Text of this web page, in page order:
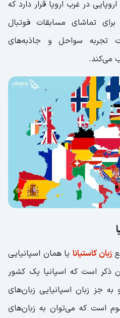
در غرب اروپا قرار دارد که
برای تماشای مسابقات فوتبال
تجربه سواحل و جاذبه‌های
می‌کند.
زبان کاستیانایا همان اسپانیایی
ذکر است که اسپانیا یک کشور
جز زبان اسپانیایی زبان‌های
است که می‌توان به زبان‌های